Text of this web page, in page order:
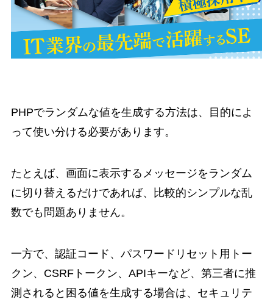
PHPでランダムな値を生成する方法は、目的によ
って使い分ける必要があります。
たとえば、画面に表示するメッセージをランダム
に切り替えるだけであれば、比較的シンプルな乱
数でも問題ありません。
一方で、認証コード、パスワードリセット用トー
クン、CSRFトークン、APIキーなど、第三者に推
測されると困る値を生成する場合は、セキュリテ